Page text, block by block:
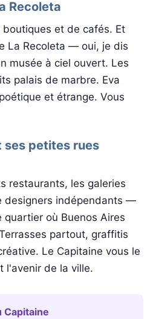
Recoleta
et de cafés. Et
La Recoleta — oui, je dis
musée à ciel ouvert. Les
palais de marbre. Eva
et étrange. Vous
ses petites rues
restaurants, les galeries
designers indépendants —
où Buenos Aires
partout, graffitis
Le Capitaine vous le
l'avenir de la ville.
Capitaine